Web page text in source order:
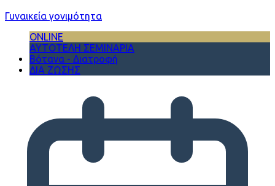
Γυναικεία γονιμότητα
ONLINE
ΑΥΤΟΤΕΛΗ ΣΕΜΙΝΑΡΙΑ
Βότανα - Διατροφή
ΔΙΑ ΖΩΣΗΣ